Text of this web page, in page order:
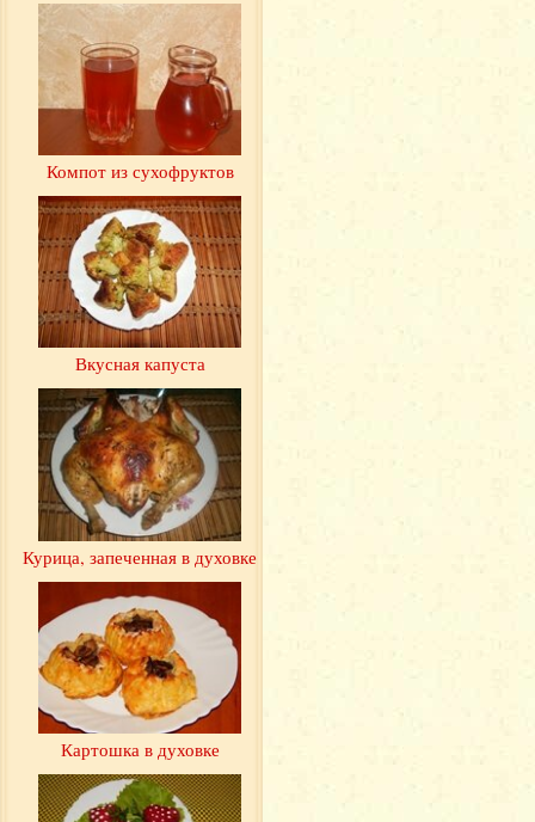
Компот из сухофруктов
Вкусная капуста
Курица, запеченная в духовке
Картошка в духовке